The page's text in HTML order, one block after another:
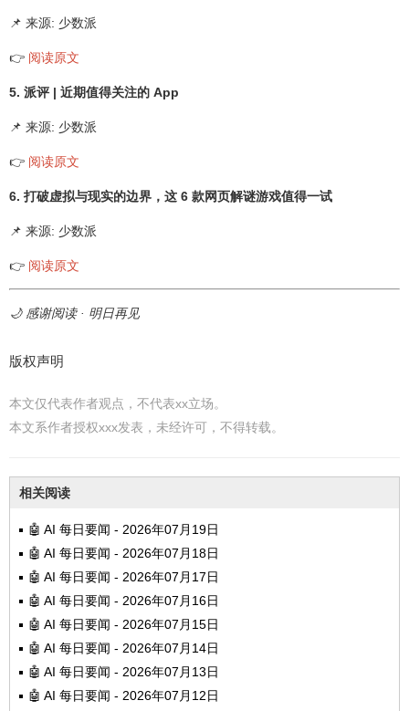
📌 来源: 少数派
👉 阅读原文
5. 派评 | 近期值得关注的 App
📌 来源: 少数派
👉 阅读原文
6. 打破虚拟与现实的边界，这 6 款网页解谜游戏值得一试
📌 来源: 少数派
👉 阅读原文
🌙 感谢阅读 · 明日再见
版权声明
本文仅代表作者观点，不代表xx立场。
本文系作者授权xxx发表，未经许可，不得转载。
相关阅读
🤖 AI 每日要闻 - 2026年07月19日
🤖 AI 每日要闻 - 2026年07月18日
🤖 AI 每日要闻 - 2026年07月17日
🤖 AI 每日要闻 - 2026年07月16日
🤖 AI 每日要闻 - 2026年07月15日
🤖 AI 每日要闻 - 2026年07月14日
🤖 AI 每日要闻 - 2026年07月13日
🤖 AI 每日要闻 - 2026年07月12日